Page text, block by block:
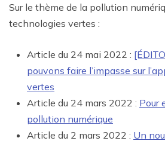
Sur le thème de la pollution
technologies vertes :
Article du 24 mai 2022 :
pouvons faire l’impasse sur
vertes
Article du 24 mars 2022 : Pour
pollution numérique
Article du 2 mars 2022 : Un